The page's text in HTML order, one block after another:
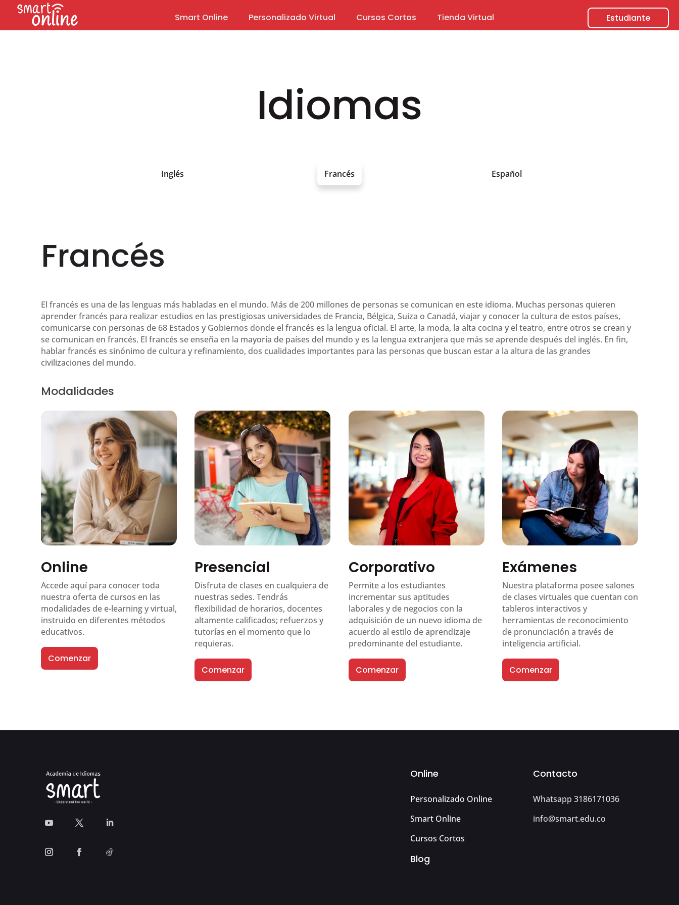
Smart Online Personalizado Virtual Cursos Cortos Tienda Virtual Estudiante
Idiomas
Inglés Francés Español
Francés
El francés es una de las lenguas más habladas en el mundo. Más de 200 millones de personas se comunican en este idioma. Muchas personas quieren
aprender francés para realizar estudios en las prestigiosas universidades de Francia, Bélgica, Suiza o Canadá, viajar y conocer la cultura de estos países,
comunicarse con personas de 68 Estados y Gobiernos donde el francés es la lengua oficial. El arte, la moda, la alta cocina y el teatro, entre otros se crean y
se comunican en francés. El francés se enseña en la mayoría de países del mundo y es la lengua extranjera que más se aprende después del inglés. En fin,
hablar francés es sinónimo de cultura y refinamiento, dos cualidades importantes para las personas que buscan estar a la altura de las grandes
civilizaciones del mundo.
Modalidades
Online
Accede aquí para conocer toda
nuestra oferta de cursos en las
modalidades de e-learning y virtual,
instruido en diferentes métodos
educativos.
Comenzar
Presencial
Disfruta de clases en cualquiera de
nuestras sedes. Tendrás
flexibilidad de horarios, docentes
altamente calificados; refuerzos y
tutorías en el momento que lo
requieras.
Comenzar
Corporativo
Permite a los estudiantes
incrementar sus aptitudes
laborales y de negocios con la
adquisición de un nuevo idioma de
acuerdo al estilo de aprendizaje
predominante del estudiante.
Comenzar
Exámenes
Nuestra plataforma posee salones
de clases virtuales que cuentan con
tableros interactivos y
herramientas de reconocimiento
de pronunciación a través de
inteligencia artificial.
Comenzar
Online
Personalizado Online
Smart Online
Cursos Cortos
Blog
Contacto
Whatsapp 3186171036
info@smart.edu.co